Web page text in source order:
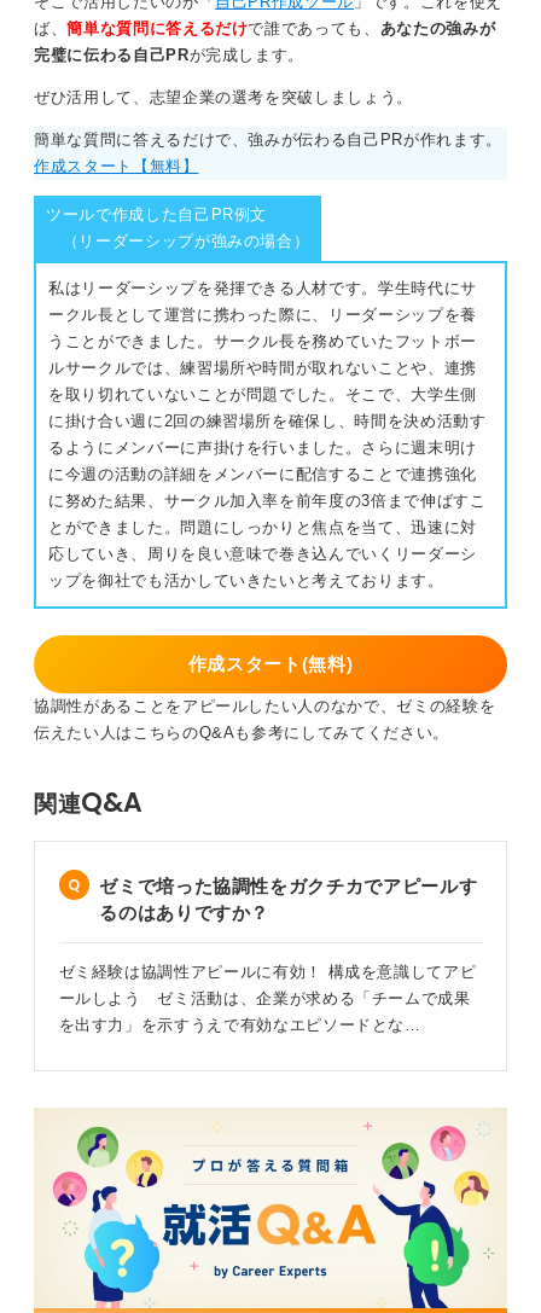
ば、簡単な質問に答えるだけで誰であっても、 あなたの強みが
完璧に伝わる自己PRが完成します。
ぜひ活用して、志望企業の選考を突破しましょう。
簡単な質問に答えるだけで、強みが伝わる自己PRが作れます。
作成スタート【無料】
ツールで作成した自己PR例文
（リーダーシップが強みの場合）
私はリーダーシップを発揮できる人材です。学生時代にサ
ークル長として運営に携わった際に、リーダーシップを養
うことができました。サークル長を務めていたフットボー
ルサークルでは、練習場所や時間が取れないことや、連携
を取り切れていないことが問題でした。そこで、大学生側
に掛け合い週に2回の練習場所を確保し、時間を決め活動す
るようにメンバーに声掛けを行いました。さらに週末明け
に今週の活動の詳細をメンバーに配信することで連携強化
に努めた結果、サークル加入率を前年度の3倍まで伸ばすこ
とができました。問題にしっかりと焦点を当て、迅速に対
応していき、周りを良い意味で巻き込んでいくリーダーシ
ップを御社でも活かしていきたいと考えております。
作成スタート(無料)
協調性があることをアピールしたい人のなかで、ゼミの経験を
伝えたい人はこちらのQ&Aも参考にしてみてください。
関連Q&A
ゼミで培った協調性をガクチカでアピールす
るのはありですか？
ゼミ経験は協調性アピールに有効！ 構成を意識してアピ
ールしよう ゼミ活動は、企業が求める「チームで成果
を出す力」を示すうえで有効なエピソードとな…